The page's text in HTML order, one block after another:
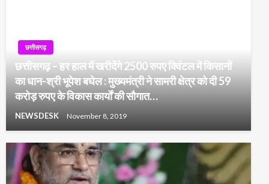
छत्तीसगढ़
छत्तीसगढ़ – हर हाल में खरीदेंगे 2500 रुपए क्विंटल में किसानों
का धान-श्री भूपेश बघेल : मुख्यमंत्री ने सामरी क्षेत्र को दी 59
करोड़ रुपए के विकास कार्याें की सौगात…
NEWSDESK November 8, 2019